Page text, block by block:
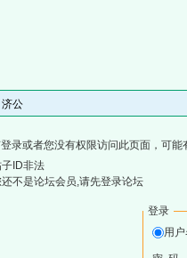
济公
录或者您没有权限访问此页面，可能
ID非法
不是论坛会员,请先登录论坛
登录
用